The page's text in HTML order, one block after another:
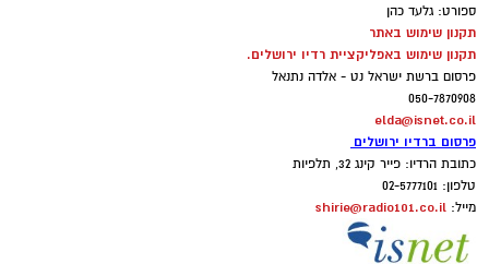
ספורט: גלעד כהן
תקנון שימוש באתר
תקנון שימוש באפליקציית רדיו ירושלים.
פרסום ברשת ישראל נט - אלדה נתנאל
050-7870908
elda@isnet.co.il
פרסום ברדיו ירושלים
כתובת הרדיו: פייר קינג 32, תלפיות
טלפון: 02-5777101
מייל: shirie@radio101.co.il